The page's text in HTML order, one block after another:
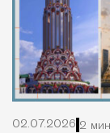
02.07.2026 2